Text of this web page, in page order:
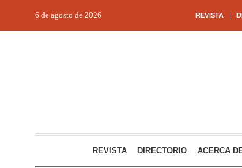
REVISTA
6 de agosto de 2026
REVISTA DIRECTORIO ACERCA